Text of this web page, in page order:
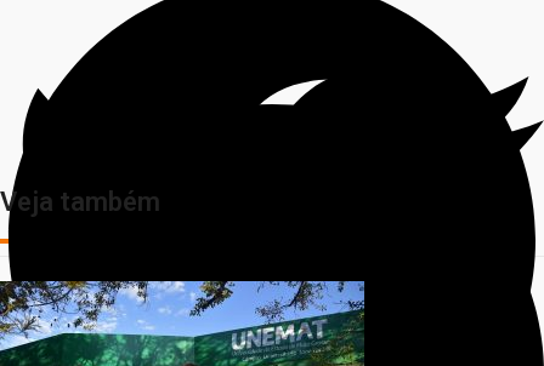
Veja também